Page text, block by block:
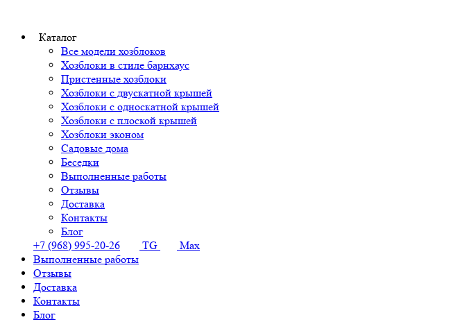
Каталог
Все модели хозблоков
Хозблоки в стиле барнхаус
Пристенные хозблоки
Хозблоки с двускатной крышей
Хозблоки с односкатной крышей
Хозблоки с плоской крышей
Хозблоки эконом
Садовые дома
Беседки
Выполненные работы
Отзывы
Доставка
Контакты
Блог
+7 (968) 995-20-26
TG
Max
Выполненные работы
Отзывы
Доставка
Контакты
Блог